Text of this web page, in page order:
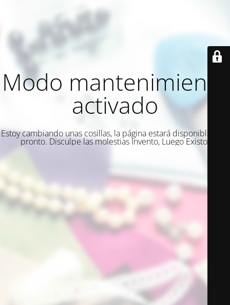
Modo mantenimiento
activado
Estoy cambiando unas cosillas, la página estará disponible muy
pronto. Disculpe las molestias Invento, Luego Existo.